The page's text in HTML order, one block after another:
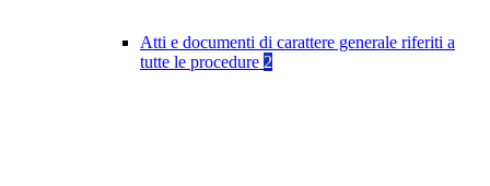
Atti e documenti di carattere generale riferiti a
tutte le procedure 2